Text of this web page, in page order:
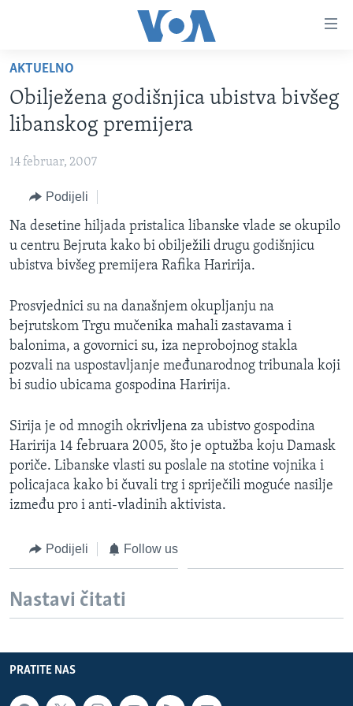
glavni
sadržaj
Pređi
na
glavnu
pretragu
TV PROGRAM
VIDEO
FOTOGRAFIJE DANA
VIJESTI
SJEDINJENE AMERIČKE DRŽAVE
BOSNA I HERCEGOVINA
NAUKA I TEHNOLOGIJA
SPECIJALNI PROJEKTI
KORUPCIJA
ŽENSKA STRANA
IZBJEGLIČKA STRANA
MAGAZIN
O GLASU AMERIKE
Learning English
PRATITE NAS
Jezici
AKTUELNO
Obilježena godišnjica ubistva bivšeg
libanskog premijera
14 februar, 2007
Podijeli
Na desetine hiljada pristalica libanske vlade se okupilo
u centru Bejruta kako bi obilježili drugu godišnjicu
ubistva bivšeg premijera Rafika Haririja.
Prosvjednici su na današnjem okupljanju na
bejrutskom Trgu mučenika mahali zastavama i
balonima, a govornici su, iza neprobojnog stakla
pozvali na uspostavljanje međunarodnog tribunala koji
bi sudio ubicama gospodina Haririja.
Sirija je od mnogih okrivljena za ubistvo gospodina
Haririja 14 februara 2005, što je optužba koju Damask
poriče. Libanske vlasti su poslale na stotine vojnika i
policajaca kako bi čuvali trg i spriječili moguće nasilje
između pro i anti-vladinih aktivista.
Podijeli Follow us
Nastavi čitati
PRATITE NAS